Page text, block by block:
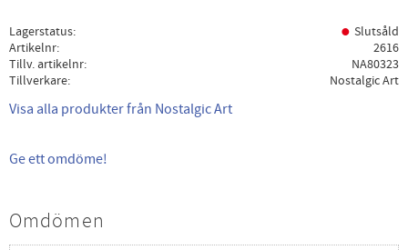
Lagerstatus
Slutsåld
Artikelnr
2616
Tillv. artikelnr
NA80323
Tillverkare
Nostalgic Art
Visa alla produkter från Nostalgic Art
Ge ett omdöme!
Omdömen